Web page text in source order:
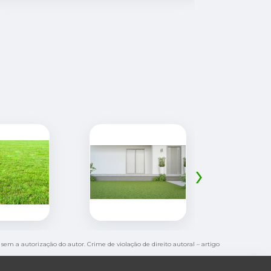
›
a autorização do autor. Crime de violação de direito autoral – artigo